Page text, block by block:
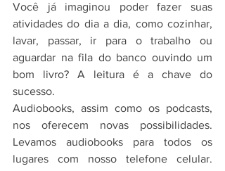
Você já imaginou poder fazer suas
atividades do dia a dia, como cozinhar,
lavar, passar, ir para o trabalho ou
aguardar na fila do banco ouvindo um
bom livro? A leitura é a chave do
sucesso.
Audiobooks, assim como os podcasts,
nos oferecem novas possibilidades.
Levamos audiobooks para todos os
lugares com nosso telefone celular.